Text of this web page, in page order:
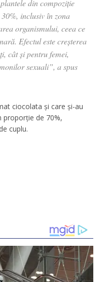
din compoziţie
inclusiv în zona
organismului, ceea ce
Efectul este creşterea
cât şi pentru femei,
sexuali”, a spus
ciocolata şi care şi-au
proporţie de 70%,
cuplu.